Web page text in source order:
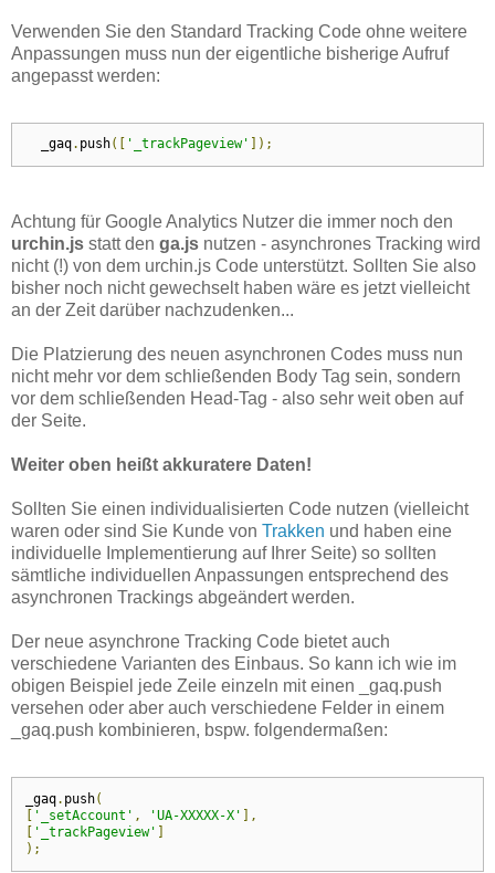
Verwenden Sie den Standard Tracking Code ohne weitere
Anpassungen muss nun der eigentliche bisherige Aufruf
angepasst werden:
  _gaq
. push([ '_trackPageview' ]);
Achtung für Google Analytics Nutzer die immer noch den
urchin.js statt den ga.js nutzen - asynchrones Tracking wird
nicht (!) von dem urchin.js Code unterstützt. Sollten Sie also
bisher noch nicht gewechselt haben wäre es jetzt vielleicht
an der Zeit darüber nachzudenken...
Die Platzierung des neuen asynchronen Codes muss nun
nicht mehr vor dem schließenden Body Tag sein, sondern
vor dem schließenden Head-Tag - also sehr weit oben auf
der Seite.
Weiter oben heißt akkuratere Daten!
Sollten Sie einen individualisierten Code nutzen (vielleicht
waren oder sind Sie Kunde von Trakken und haben eine
individuelle Implementierung auf Ihrer Seite) so sollten
sämtliche individuellen Anpassungen entsprechend des
asynchronen Trackings abgeändert werden.
Der neue asynchrone Tracking Code bietet auch
verschiedene Varianten des Einbaus. So kann ich wie im
obigen Beispiel jede Zeile einzeln mit einen _gaq.push
versehen oder aber auch verschiedene Felder in einem
_gaq.push kombinieren, bspw. folgendermaßen:
_gaq. push(
'_setAccount' , 'UA-XXXXX-X'
],
'_trackPageview'
);